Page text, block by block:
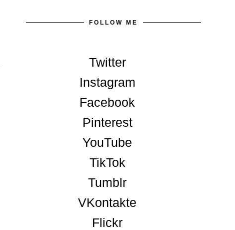
FOLLOW ME
Twitter
Instagram
Facebook
Pinterest
YouTube
TikTok
Tumblr
VKontakte
Flickr